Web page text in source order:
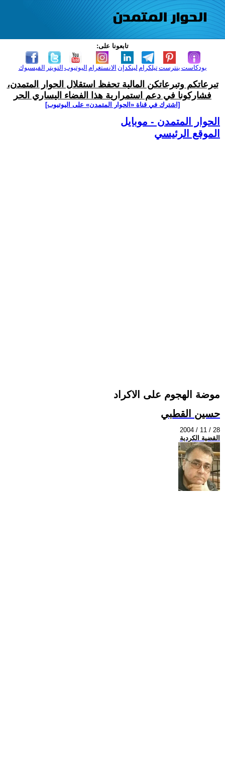
تابعونا على:
الفيسبوك التويتر اليوتيوب الانستغرام لينكدإن تيلكرامبنترست بودكاست
تبرعاتكم وتبرعاتكن المالية تحفظ استقلال الحوار المتمدن،
فشاركونا في دعم استمرارية هذا الفضاء اليساري الحر
[اشترك في قناة ‫«الحوار المتمدن» على اليوتيوب]
الحوار المتمدن - موبايل
الموقع الرئيسي
موضة الهجوم على الاكراد
حسين القطبي
2004 / 11 / 28
القضية الكردية